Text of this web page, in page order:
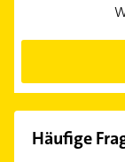
Häufige